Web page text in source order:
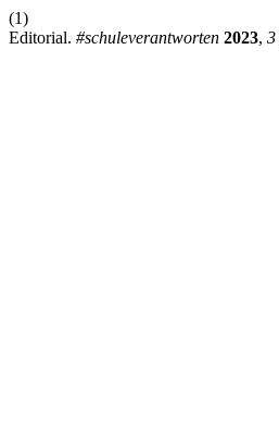
(1)
Editorial. #schuleverantworten 2023, 3